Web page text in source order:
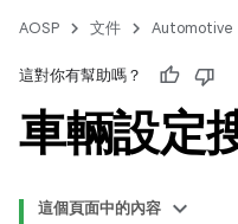
AOSP 文件 Automotive
這對你有幫助嗎？
車輛設定
這個頁面中的內容